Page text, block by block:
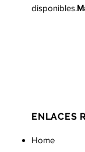
disponibles.
ENLACES
Home